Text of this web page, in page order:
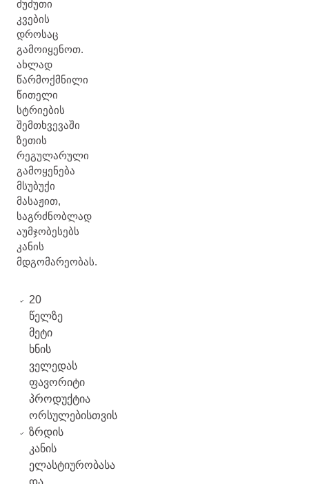
ძუძუთი
კვების
დროსაც
გამოიყენოთ.
ახლად
წარმოქმნილი
წითელი
სტრიების
შემთხვევაში
ზეთის
რეგულარული
გამოყენება
მსუბუქი
მასაჟით,
საგრძნობლად
აუმჯობესებს
კანის
მდგომარეობას.
20
წელზე
მეტი
ხნის
ველედას
ფავორიტი
პროდუქტია
ორსულებისთვის
ზრდის
კანის
ელასტიურობასა
და